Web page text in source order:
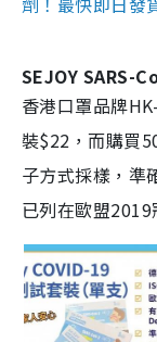
SEJOY SARS-
香港口罩品牌
裝$22，而購買
子方式採樣，準
已列在歐盟